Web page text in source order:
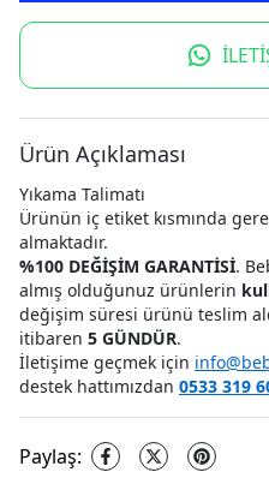
Ürün Açıklaması
Yıkama Talimatı
Ürünün iç etiket kısmında
almaktadır.
%100 DEĞİŞİM GARANTİSİ.
almış olduğunuz ürünlerin
değişim süresi ürünü teslim
itibaren 5 GÜNDÜR.
İletişime geçmek için
destek hattımızdan 0533 319
Paylaş: